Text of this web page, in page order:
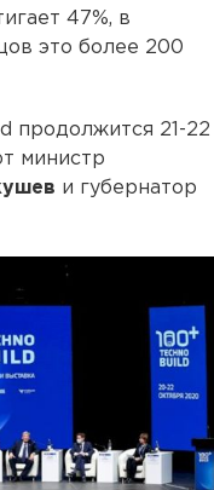
47%, в
это более 200
продолжится 21-22
министр
и губернатор